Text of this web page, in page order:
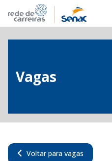
Vagas
Voltar para vagas